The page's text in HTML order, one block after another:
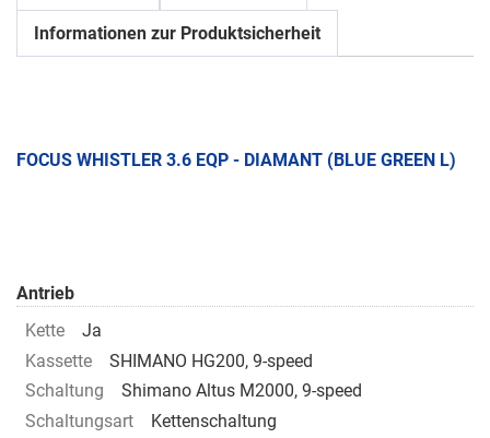
Informationen zur Produktsicherheit
FOCUS WHISTLER 3.6 EQP - DIAMANT (BLUE GREEN L)
Antrieb
Kette
Ja
Kassette
SHIMANO HG200, 9-speed
Schaltung
Shimano Altus M2000, 9-speed
Schaltungsart
Kettenschaltung